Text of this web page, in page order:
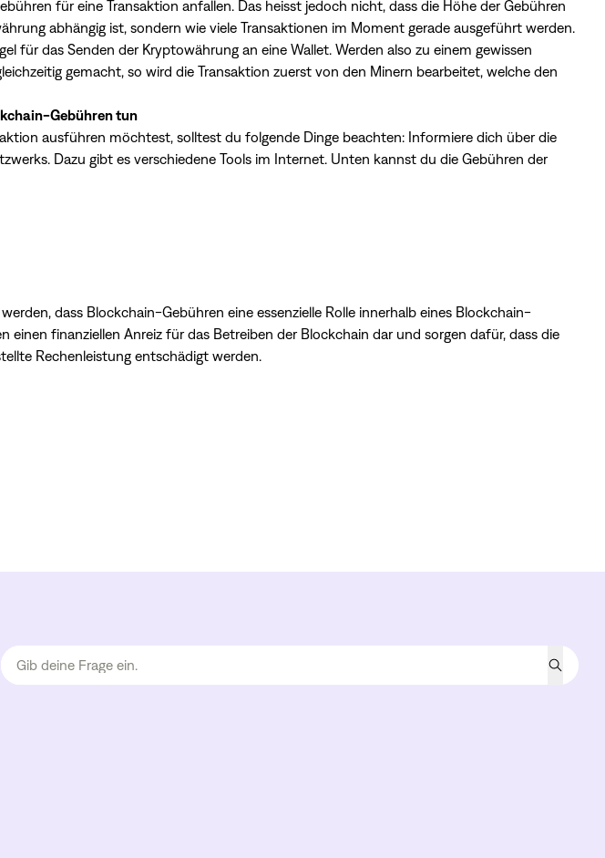
für eine Transaktion anfallen. Das heisst jedoch nicht, dass die Höhe der Gebühren
abhängig ist, sondern wie viele Transaktionen im Moment gerade ausgeführt werden.
für das Senden der Kryptowährung an eine Wallet. Werden also zu einem gewissen
gemacht, so wird die Transaktion zuerst von den Minern bearbeitet, welche den
Gebühren tun
ausführen möchtest, solltest du folgende Dinge beachten: Informiere dich über die
Dazu gibt es verschiedene Tools im Internet. Unten kannst du die Gebühren der
dass Blockchain-Gebühren eine essenzielle Rolle innerhalb eines Blockchain-
einen finanziellen Anreiz für das Betreiben der Blockchain dar und sorgen dafür, dass die
Rechenleistung entschädigt werden.